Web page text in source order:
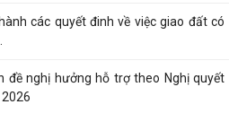
các quyết đinh về việc giao đất có
đề nghị hưởng hỗ trợ theo Nghị quyết